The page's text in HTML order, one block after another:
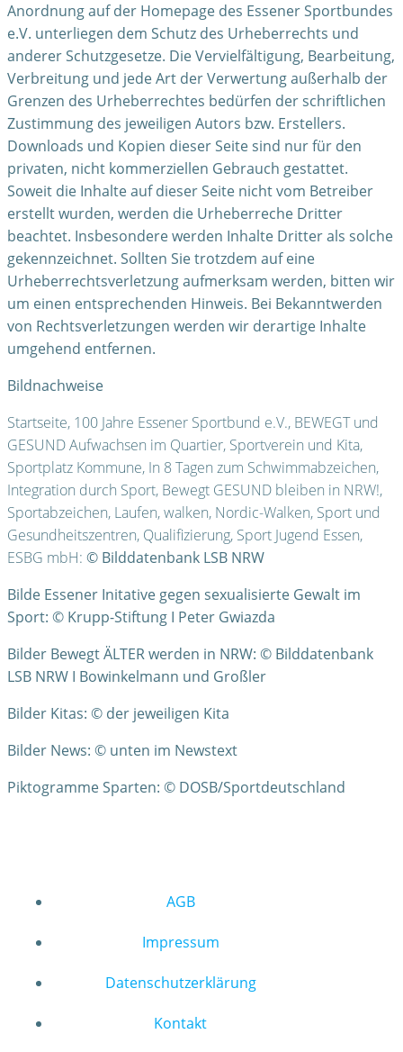
Anordnung auf der Homepage des Essener Sportbundes
e.V. unterliegen dem Schutz des Urheberrechts und
anderer Schutzgesetze. Die Vervielfältigung, Bearbeitung,
Verbreitung und jede Art der Verwertung außerhalb der
Grenzen des Urheberrechtes bedürfen der schriftlichen
Zustimmung des jeweiligen Autors bzw. Erstellers.
Downloads und Kopien dieser Seite sind nur für den
privaten, nicht kommerziellen Gebrauch gestattet.
Soweit die Inhalte auf dieser Seite nicht vom Betreiber
erstellt wurden, werden die Urheberreche Dritter
beachtet. Insbesondere werden Inhalte Dritter als solche
gekennzeichnet. Sollten Sie trotzdem auf eine
Urheberrechtsverletzung aufmerksam werden, bitten wir
um einen entsprechenden Hinweis. Bei Bekanntwerden
von Rechtsverletzungen werden wir derartige Inhalte
umgehend entfernen.
Bildnachweise
Startseite, 100 Jahre Essener Sportbund e.V., BEWEGT und
GESUND Aufwachsen im Quartier, Sportverein und Kita,
Sportplatz Kommune, In 8 Tagen zum Schwimmabzeichen,
Integration durch Sport, Bewegt GESUND bleiben in NRW!,
Sportabzeichen, Laufen, walken, Nordic-Walken, Sport und
Gesundheitszentren, Qualifizierung, Sport Jugend Essen,
ESBG mbH: © Bilddatenbank LSB NRW
Bilde Essener Initative gegen sexualisierte Gewalt im
Sport: © Krupp-Stiftung I Peter Gwiazda
Bilder Bewegt ÄLTER werden in NRW: © Bilddatenbank
LSB NRW I Bowinkelmann und Großler
Bilder Kitas: © der jeweiligen Kita
Bilder News: © unten im Newstext
Piktogramme Sparten: © DOSB/Sportdeutschland
AGB
Impressum
Datenschutzerklärung
Kontakt